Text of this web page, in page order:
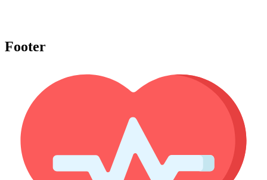
Footer